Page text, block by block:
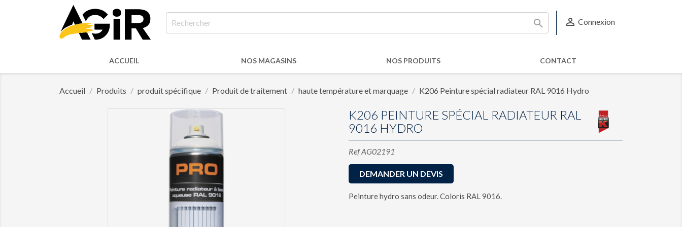
  Connexion
ACCUEIL NOS MAGASINS NOS PRODUITS CONTACT
Accueil Produits produit spécifique Produit de traitement haute température et marquage K206 Peinture spécial radiateur RAL 9016 Hydro
K206 PEINTURE SPÉCIAL RADIATEUR RAL
9016 HYDRO
RefAG02191
DEMANDER UN DEVIS
Peinture hydro sans odeur. Coloris RAL 9016.